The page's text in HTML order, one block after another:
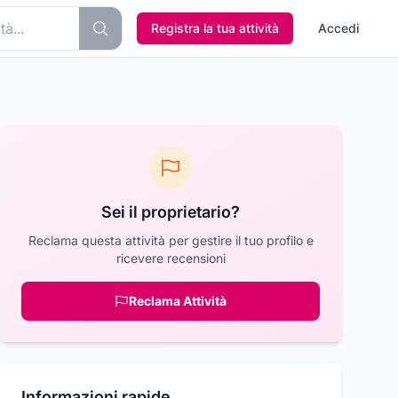
Registra la tua attività Accedi
Sei il proprietario?
Reclama questa attività per gestire il tuo profilo e
ricevere recensioni
Reclama Attività